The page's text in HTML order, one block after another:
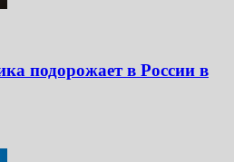
подорожает в России в